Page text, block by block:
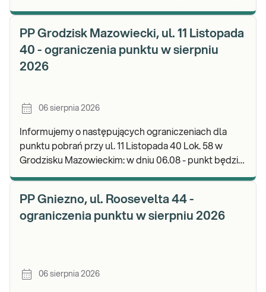
PP Grodzisk Mazowiecki, ul. 11 Listopada
40 - ograniczenia punktu w sierpniu
2026
06 sierpnia 2026
Informujemy o następujących ograniczeniach dla
punktu pobrań przy ul. 11 Listopada 40 Lok. 58 w
Grodzisku Mazowieckim: w dniu 06.08 - punkt będzie
PP Gniezno, ul. Roosevelta 44 -
ograniczenia punktu w sierpniu 2026
06 sierpnia 2026